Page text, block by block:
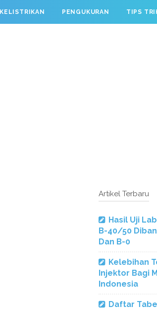
KELISTRIKAN PENGUKURAN TIPS
Artikel Terbaru
Hasil Uji
B-40/50
Dan B-0
Kelebihan
Injektor Bagi
Indonesia
Daftar